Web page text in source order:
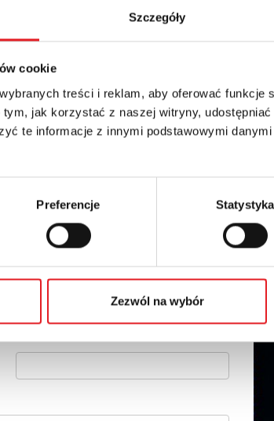
Szczegóły
cookie
treści i reklam, aby oferować funkcje
jak korzystać z naszej witryny, udostępniać
te informacje z innymi podstawowymi
Preferencje Statystyka
Zezwól na wybór
oferty